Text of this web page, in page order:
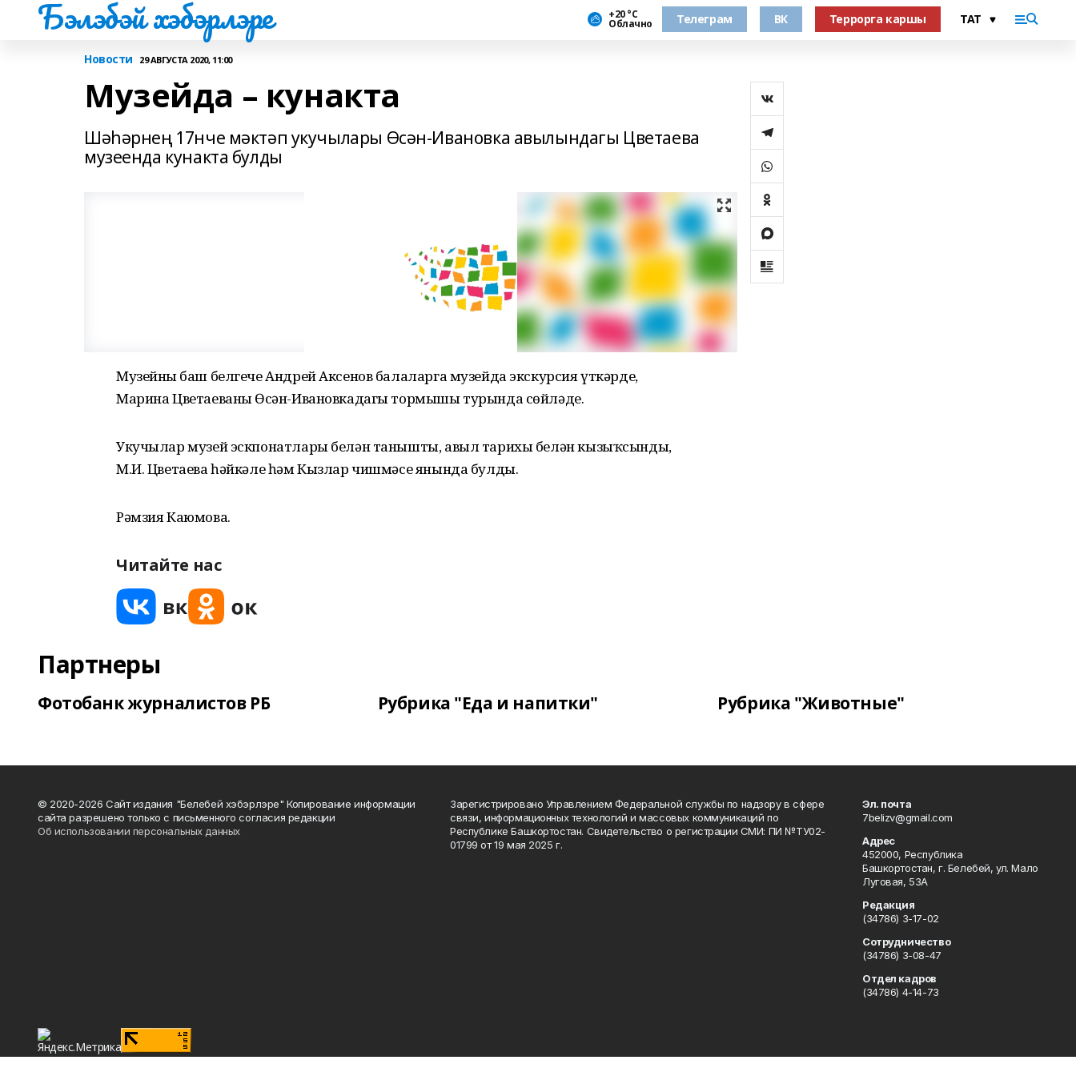
Бэлэбэй хэбэрлэре +20 °С
Облачно Телеграм ВК Террорга каршы
Новости 29 АВГУСТА 2020, 11:00
Музейда – кунакта
Шәһәрнең 17нче мәктәп укучылары Өсән-Ивановка авылындагы Цветаева
музеенда кунакта булды
Музейның баш белгече Андрей Аксенов балаларга музейда экскурсия үткәрде,
Марина Цветаеваның Өсән-Ивановкадагы тормышы турында сөйләде.
Укучылар музей эскпонатлары белән танышты, авыл тарихы белән кызыҡсынды,
М.И. Цветаева һәйкәле һәм Кызлар чишмәсе янында булды.
Рәмзия Каюмова.
Читайте нас
Партнеры
Фотобанк журналистов РБ Рубрика "Еда и напитки" Рубрика "Животные"
© 2020-2026 Сайт издания "Белебей хэбэрлэре" Копирование информации
сайта разрешено только с письменного согласия редакции
Об использовании персональных данных
Зарегистрировано Управлением Федеральной службы по надзору в сфере
связи, информационных технологий и массовых коммуникаций по
Республике Башкортостан. Свидетельство о регистрации СМИ: ПИ №ТУ02-
01799 от 19 мая 2025 г.
Эл. почта
7belizv@gmail.com
Адрес
452000, Республика
Башкортостан, г. Белебей, ул. Мало
Луговая, 53А
Редакция
(34786) 3-17-02
Сотрудничество
(34786) 3-08-47
Отдел кадров
(34786) 4-14-73